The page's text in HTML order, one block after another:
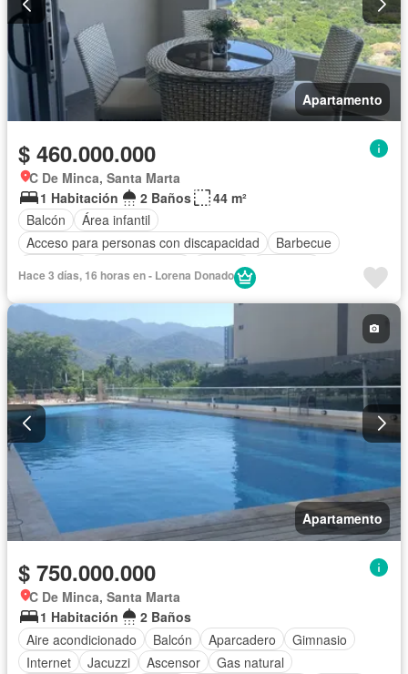
Apartamento
$ 460.000.000
C De Minca, Santa Marta
1 Habitación
2 Baños
44 m²
Balcón
Área infantil
Acceso para personas con discapacidad
Barbecue
Jacuzzi
Sauna
Seguridad privada
Hace 3 días, 16 horas en - Lorena Donado
Apartamento
$ 750.000.000
C De Minca, Santa Marta
1 Habitación
2 Baños
Aire acondicionado
Balcón Aparcadero
Gimnasio
Internet
Jacuzzi Ascensor
Gas natural